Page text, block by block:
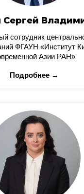
Сергей
сотрудник
ФГАУН «Институт
Азии РАН»
Подробнее →